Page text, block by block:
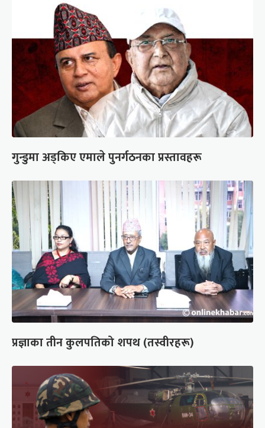
गुन्डुमा अड्किए एमाले पुनर्गठनका प्रस्तावहरू
प्रज्ञाका तीन कुलपतिको शपथ (तस्वीरहरू)